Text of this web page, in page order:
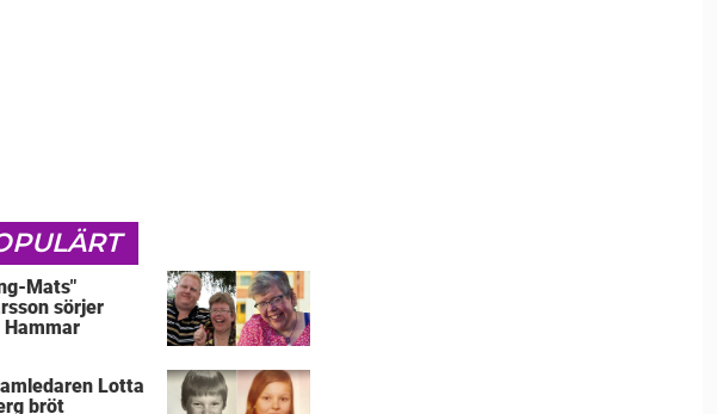
Mats"
sörjer
Hammar
Lotta
bröt